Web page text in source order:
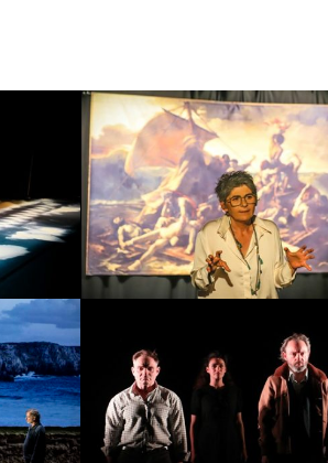
et
D’Eckmühl à
Date :
vendredi 6
2026
14
Article 353 du
Date :
février